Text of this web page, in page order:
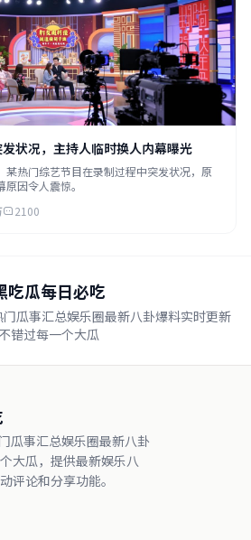
状况，主持人临时换人内幕曝光
某热门综艺节目在录制过程中突发状况，原
因令人震惊。
2100
吃瓜每日必吃
瓜事汇总娱乐圈最新八卦爆料实时更新
不错过每一个大瓜
瓜事汇总娱乐圈最新八卦
大瓜，提供最新娱乐八
评论和分享功能。